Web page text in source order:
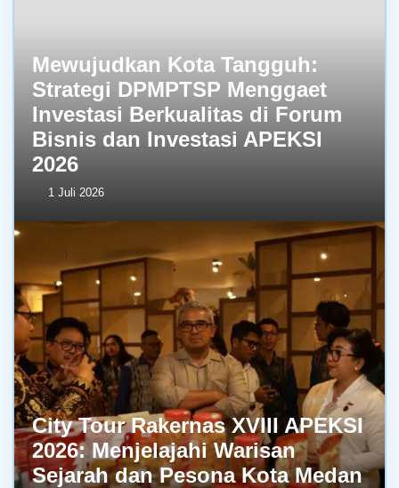
Mewujudkan Kota Tangguh:
Strategi DPMPTSP Menggaet
Investasi Berkualitas di Forum
Bisnis dan Investasi APEKSI
2026
1 Juli 2026
City Tour Rakernas XVIII APEKSI
2026: Menjelajahi Warisan
Sejarah dan Pesona Kota Medan